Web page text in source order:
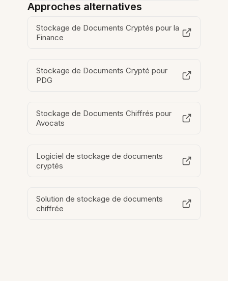
Approches alternatives
Stockage de Documents Cryptés pour la
Finance
Stockage de Documents Crypté pour
PDG
Stockage de Documents Chiffrés pour
Avocats
Logiciel de stockage de documents
cryptés
Solution de stockage de documents
chiffrée